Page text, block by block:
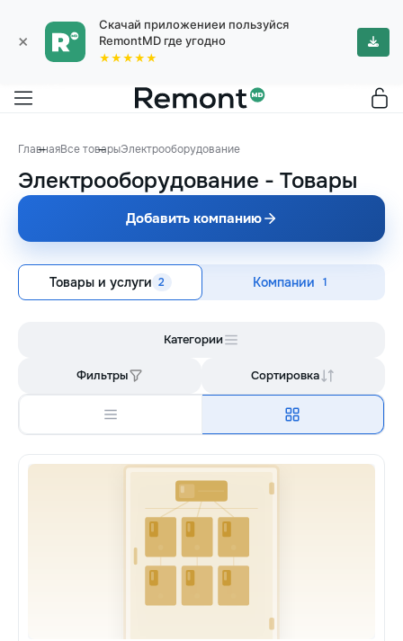
×
Скачай приложениеи пользуйся
RemontMD где угодно
★★★★★
ГлавнаяВсе товарыЭлектрооборудование
Электрооборудование - Товары
Добавить компанию
Товары и услуги 2 Компании 1
Категории
Фильтры Сортировка